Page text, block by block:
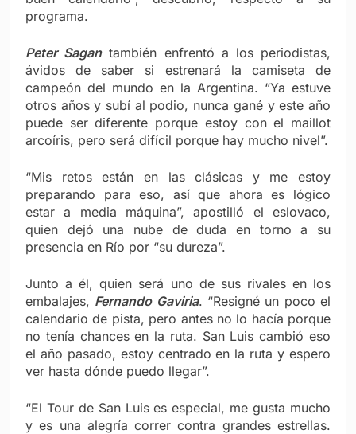
programa.
Peter Sagantambién enfrentó a los periodistas,
ávidos de saber si estrenará la camiseta de
campeón del mundo en la Argentina. “Ya estuve
otros años y subí al podio, nunca gané y este año
puede ser diferente porque estoy con el maillot
arcoíris, pero será difícil porque hay mucho nivel”.
“Mis retos están en las clásicas y me estoy
preparando para eso, así que ahora es lógico
estar a media máquina”, apostilló el eslovaco,
quien dejó una nube de duda en torno a su
presencia en Río por “su dureza”.
Junto a él, quien será uno de sus rivales en los
embalajes, Fernando Gaviria. “Resigné un poco el
calendario de pista, pero antes no lo hacía porque
no tenía chances en la ruta. San Luis cambió eso
el año pasado, estoy centrado en la ruta y espero
ver hasta dónde puedo llegar”.
“El Tour de San Luis es especial, me gusta mucho
y es una alegría correr contra grandes estrellas.